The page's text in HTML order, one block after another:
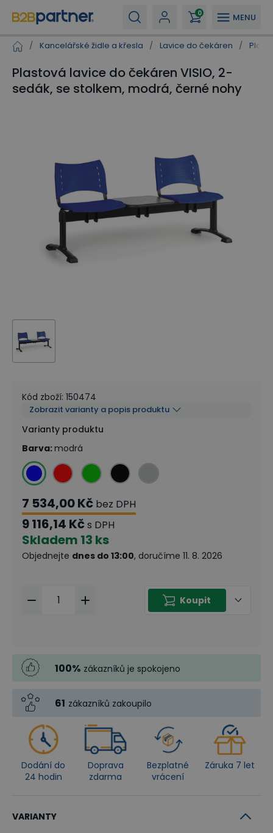
MENU
0
/ Kancelářské židle a křesla / Lavice do čekáren /
Plastová lavice do čekáren VISIO, 2-
sedák, se stolkem, modrá, černé nohy
Kód zboží: 150474
Zobrazit varianty a popis produktu
Varianty produktu
Barva:modrá
7 534,00 Kč bez DPH
9 116,14 Kčs DPH
Skladem 13 ks
Objednejte dnes do 13:00, doručíme 11. 8. 2026
Koupit
100% zákazníků je spokojeno
61 zákazníků zakoupilo
Dodání do
24 hodin
Doprava
zdarma
Bezplatné
vrácení
Záruka 7 let
VARIANTY